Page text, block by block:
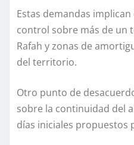
Estas demandas
control sobre más de un
Rafah y zonas de
del territorio.
Otro punto de
sobre la continuidad del
días iniciales propuestos